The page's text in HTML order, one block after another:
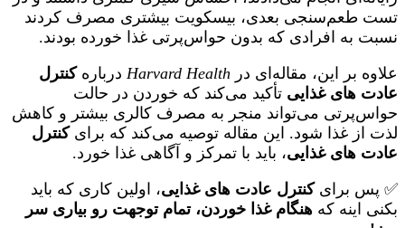
تست طعم‌سنجی بعدی، بیسکویت بیشتری مصرف کردند
نسبت به افرادی که بدون حواس‌پرتی غذا خورده بودند.
علاوه بر این، مقاله‌ای در Harvard Health دربارهکنترل
عادت های غذایی تأکید می‌کند که خوردن در حالت
حواس‌پرتی می‌تواند منجر به مصرف کالری بیشتر و کاهش
لذت از غذا شود. این مقاله توصیه می‌کند که برایکنترل
عادت های غذایی، باید با تمرکز و آگاهی غذا خورد.
✅ پس برایکنترل عادت های غذایی، اولین کاری که باید
بکنی اینه که هنگام غذا خوردن، تمام توجهت رو بیاری سر